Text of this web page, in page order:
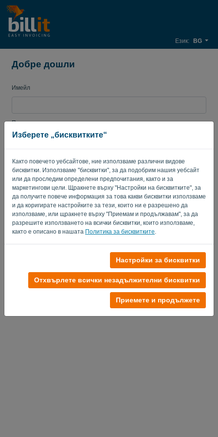
Изберете „бисквитките“
Както повечето уебсайтове, ние използваме различни видове
бисквитки. Използваме "бисквитки", за да подобрим нашия уебсайт
или да проследим определени предпочитания, както и за
маркетингови цели. Щракнете върху "Настройки на бисквитките", за
да получите повече информация за това какви бисквитки използваме
и да коригирате настройките за тези, които ни е разрешено да
използваме, или щракнете върху "Приемам и продължавам", за да
разрешите използването на всички бисквитки, които използваме,
както е описано в нашата Политика за бисквитките
Настройки за бисквитки
Отхвърлете всички незадължителни бисквитки
Приемете и продължете
Език: BG
Добре дошли
Имейл
Парола
Запомни ме Забравена парола?
ВЛИЗАНЕ
Опитайте безплатно сега
Общи условия